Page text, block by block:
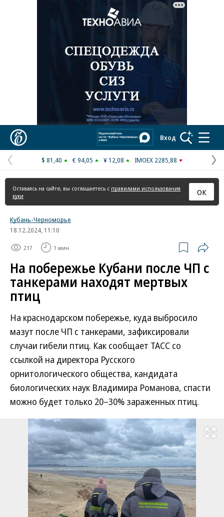
Реклама в «Ъ» www.kommersant.ru/ad
Вход
Предыдущая
страница
$ 81,40 € 94,05 ¥ 12,08 IMOEX 2285,88
Оставаясь на сайте, вы соглашаетесь с правилами использования
куки
ОК
Кубань-Черноморье
18.12.2024, 11:10
217 1 мин.
На побережье Кубани после ЧП с
танкерами находят мертвых
птиц
На краснодарском побережье, куда выбросило
мазут после ЧП с танкерами, зафиксировали
случаи гибели птиц. Как сообщает ТАСС со
ссылкой на директора Русского
орнитологического общества, кандидата
биологических наук Владимира Романова, спасти
можно будет только 20–30% зараженных птиц.
Развернуть